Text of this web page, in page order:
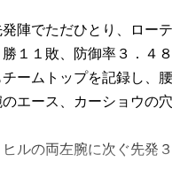
陣でただひとり、ロー
１１敗、防御率３．４８
ームトップを記録し、
エース、カーショウの穴
ルの両左腕に次ぐ先発